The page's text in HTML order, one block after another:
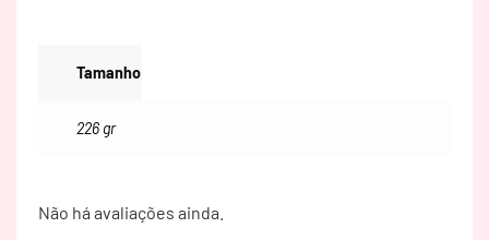
Tamanho
226 gr
Não há avaliações ainda.